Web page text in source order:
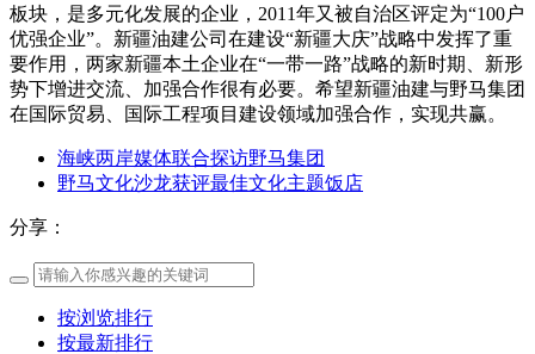
板块，是多元化发展的企业，2011年又被自治区评定为“100户
优强企业”。新疆油建公司在建设“新疆大庆”战略中发挥了重
要作用，两家新疆本土企业在“一带一路”战略的新时期、新形
势下增进交流、加强合作很有必要。希望新疆油建与野马集团
在国际贸易、国际工程项目建设领域加强合作，实现共赢。
海峡两岸媒体联合探访野马集团
野马文化沙龙获评最佳文化主题饭店
分享：
按浏览排行
按最新排行